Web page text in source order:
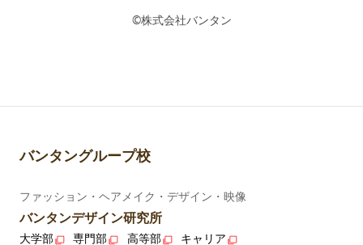
©株式会社バンタン
バンタングループ校
ファッション・ヘアメイク・デザイン・映像
バンタンデザイン研究所
大学部 専門部 高等部 キャリア